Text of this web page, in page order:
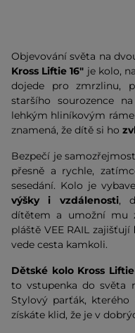
Objevování světa na
Kross Liftie 16" je kolo,
dojede pro zmrzlinu,
staršího sourozence
lehkým hliníkovým
znamená, že dítě si ho
Bezpečí je
přesně a rychle,
sesedání. Kolo je
výšky i vzdálenosti,
dítětem a umožní mu
pláště VEE RAIL zajišťují
vede cesta kamkoli.
Dětské kolo Kross Liftie
to vstupenka do světa
Stylový parťák,
získáte klid, že je v